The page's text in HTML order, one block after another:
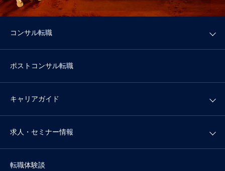
コンサル転職
ポストコンサル転職
キャリアガイド
求人・セミナー情報
転職体験談